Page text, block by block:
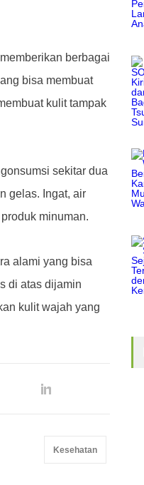
berbagai
bisa membuat
kulit tampak
sekitar dua
gelas. Ingat, air
minuman.
alami yang bisa
di atas dijamin
kulit wajah yang
Kesehatan